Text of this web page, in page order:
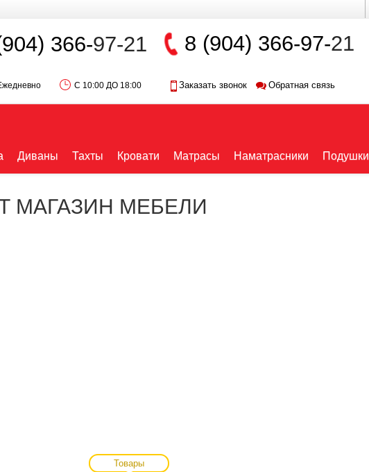
366-97-21
С 10:00 ДО 18:00
8 (904) 366-97-21
Заказать звонок Обратная связь
Диваны Тахты Кровати Матрасы Наматрасники Подушки
МАГАЗИН МЕБЕЛИ
Товары